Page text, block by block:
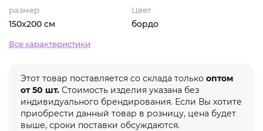
размер
150х200 см
Цвет
бордо
Все характеристики
Этот товар поставляется со склада только оптом
от 50 шт. Стоимость изделия указана без
индивидуального брендирования. Если Вы хотите
приобрести данный товар в розницу, цена будет
выше, сроки поставки обсуждаются.